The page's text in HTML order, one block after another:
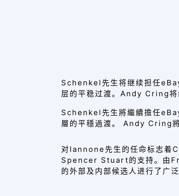
Schenkel先生将继续担任
层的平稳过渡。Andy Cring将
Schenkel先生將繼續擔任
層的平穩過渡。 Andy Cring
对Iannone先生的任命标志着
Spencer Stuart的支持。由
的外部及内部候选人进行了广泛